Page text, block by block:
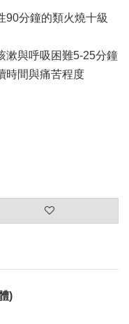
90分鐘的類火燒十級
漱與呼吸困難5-25分鐘
時間與痛苦程度
)